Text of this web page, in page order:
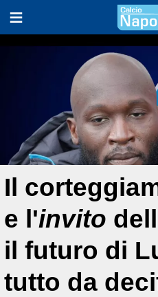
Il
e l'invito
il futuro di
tutto da